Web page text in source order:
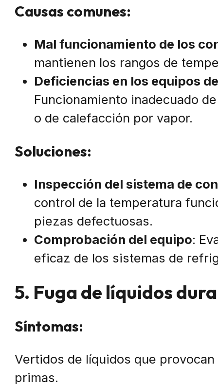
Causas comunes:
Mal funcionamiento de los
mantienen los rangos de
Deficiencias en los equipos
Funcionamiento inadecuado
o de calefacción por vapor.
Soluciones:
Inspección del sistema de
control de la temperatura
piezas defectuosas.
Comprobación del equipo:
eficaz de los sistemas de
5. Fuga de líquidos
Síntomas:
Vertidos de líquidos que
primas.